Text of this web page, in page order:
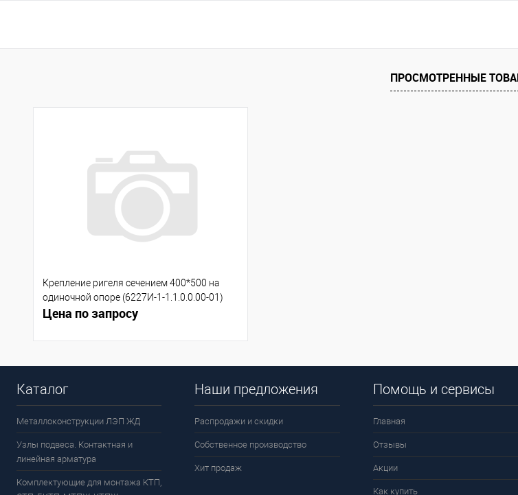
В избранное
Под заказ
ПРОСМОТРЕННЫЕ
Крепление ригеля сечением 400*500 на
одиночной опоре (6227И-1-1.1.0.0.00-01)
Цена по запросу
Каталог
Металлоконструкции ЛЭП ЖД
Узлы подвеса. Контактная и
линейная арматура
Комплектующие для монтажа КТП,
Наши предложения
Распродажи и скидки
Собственное производство
Хит продаж
Помощь и сервисы
Главная
Отзывы
Акции
Как купить